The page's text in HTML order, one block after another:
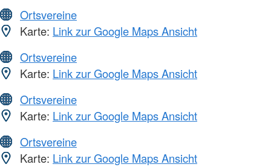
Ortsvereine
Karte: Link zur Google Maps Ansicht
Ortsvereine
Karte: Link zur Google Maps Ansicht
Ortsvereine
Karte: Link zur Google Maps Ansicht
Ortsvereine
Karte: Link zur Google Maps Ansicht